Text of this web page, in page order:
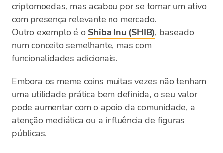
criptomoedas, mas acabou por se tornar um ativo
com presença relevante no mercado.
Outro exemplo é o Shiba Inu (SHIB), baseado
num conceito semelhante, mas com
funcionalidades adicionais.
Embora os meme coins muitas vezes não tenham
uma utilidade prática bem definida, o seu valor
pode aumentar com o apoio da comunidade, a
atenção mediática ou a influência de figuras
públicas.